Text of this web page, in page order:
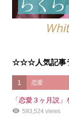
☆☆☆人気記事
1 恋愛
「恋愛３ヶ月説
593,524 views